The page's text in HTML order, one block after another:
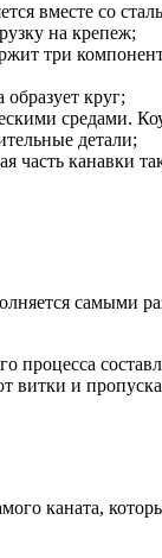
вместе со
на крепеж;
три
круг;
средами.
детали;
канавки
самыми
процесса
витки и
каната,